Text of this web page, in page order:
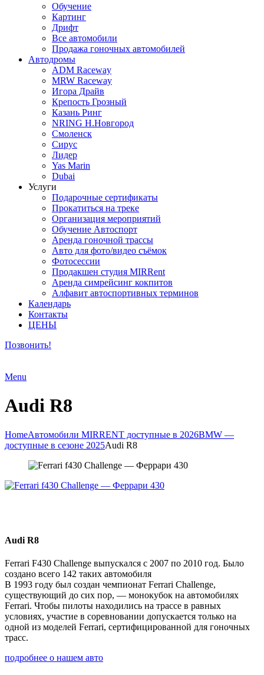
Обучение
Картинг
Дрифт
Все автомобили
Продажа гоночных автомобилей
Автодромы
ADM Raceway
MRW Raceway
Игора Драйв
Крепость Грозный
Казань Ринг
NRING Н.Новгород
Смоленск
Сирус
Лидер
Yas Marin
Dubai
Услуги
Подарочные сертификаты
Прокатиться на треке
Организация мероприятий
Обучение Автоспорт
Аренда гоночной трассы
Авто для фото/видео съёмок
Фотосессии
Продакшен студия MIRRent
Аренда симрейсинг кокпитов
Алфавит автоспортивных терминов
Календарь
Контакты
ЦЕНЫ
Позвонить!
Menu
Audi R8
HomeАвтомобили MIRRENT доступные в 2026BMW —
доступные в сезоне 2025Audi R8
Audi R8
Ferrari F430 Challenge выпускался с 2007 по 2010 год. Было
создано всего 142 таких автомобиля
В 1993 году был создан чемпионат Ferrari Challenge,
существующий до сих пор, — монокубок на автомобилях
Ferrari. Чтобы пилоты находились на трассе в равных
условиях, участие в соревновании допускается только на
одной из моделей Ferrari, сертифицированной для гоночных
трасс.
подробнее о нашем авто